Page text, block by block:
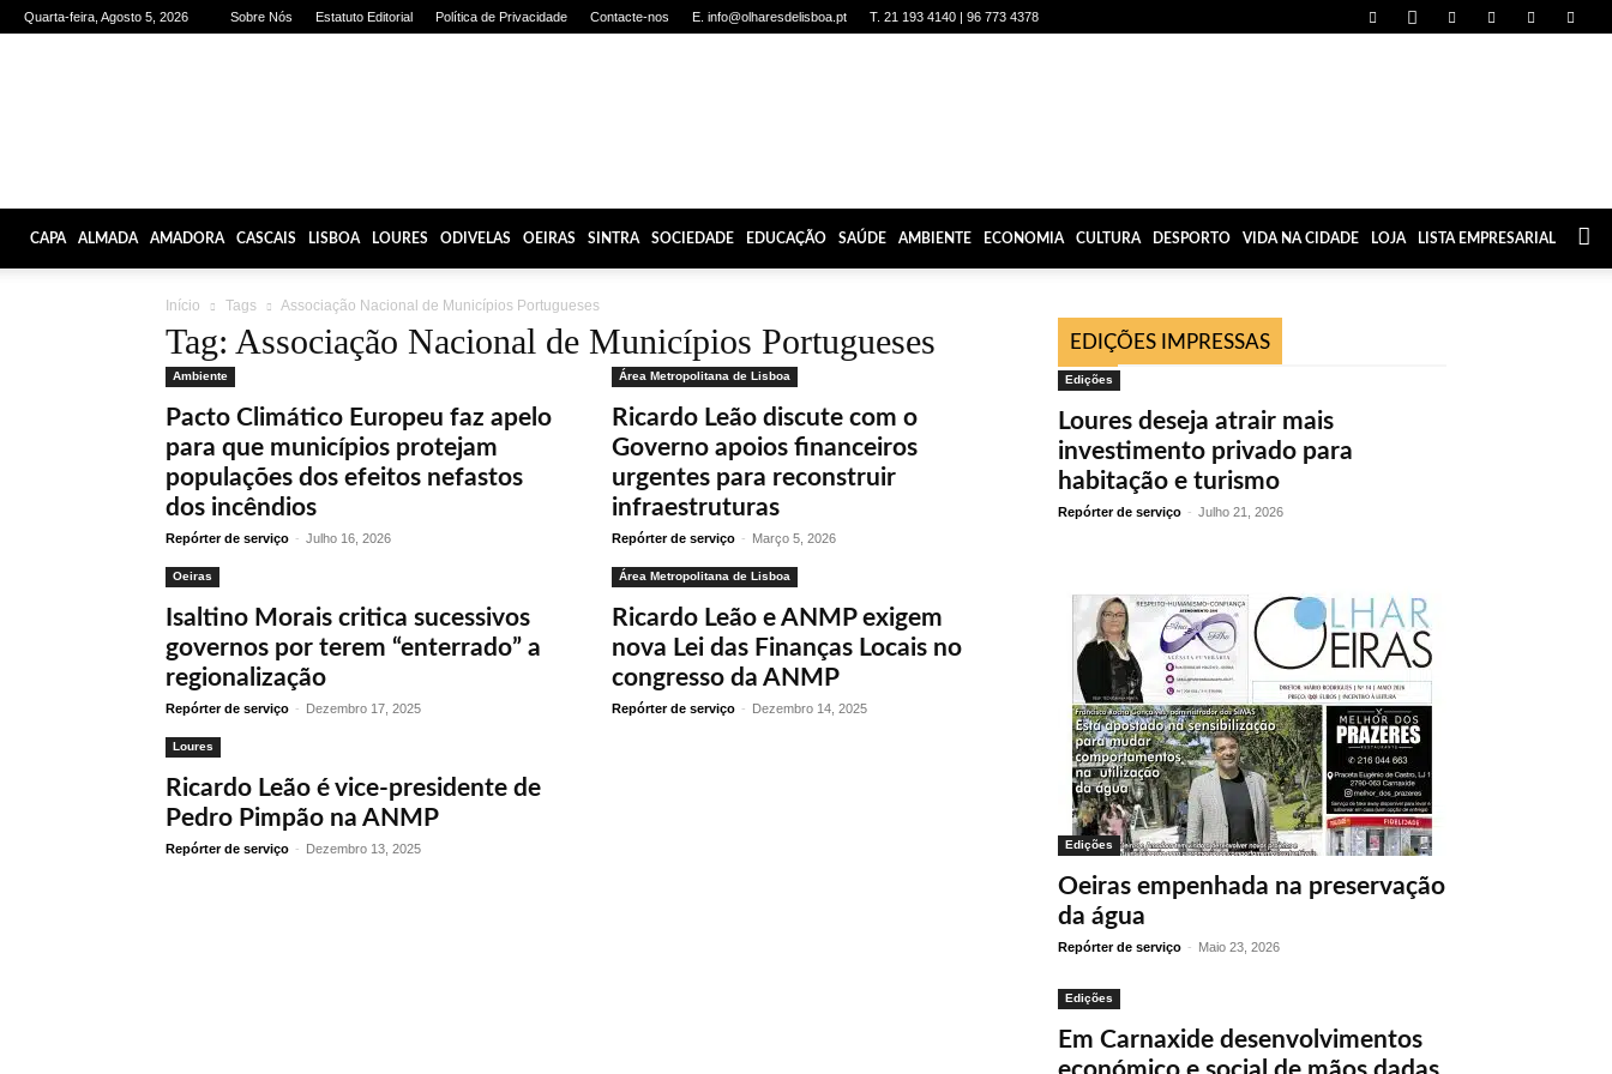
Quarta-feira, Agosto 5, 2026 Sobre Nós Estatuto Editorial Política de Privacidade Contacte-nos E. info@olharesdelisboa.pt T. 21 193 4140 | 96 773 4378
CAPA ALMADA AMADORA CASCAIS LISBOA LOURES ODIVELAS OEIRAS SINTRA SOCIEDADE EDUCAÇÃO SAÚDE AMBIENTE ECONOMIA CULTURA DESPORTO VIDA NA CIDADE LOJA LISTA EMPRESARIAL
Início Tags Associação Nacional de Municípios Portugueses
Tag: Associação Nacional de Municípios Portugueses
Ambiente
Pacto Climático Europeu faz apelo
para que municípios protejam
populações dos efeitos nefastos
dos incêndios
Repórter de serviço - Julho 16, 2026
Área Metropolitana de Lisboa
Ricardo Leão discute com o
Governo apoios financeiros
urgentes para reconstruir
infraestruturas
Repórter de serviço - Março 5, 2026
Oeiras
Isaltino Morais critica sucessivos
governos por terem “enterrado” a
regionalização
Repórter de serviço - Dezembro 17, 2025
Área Metropolitana de Lisboa
Ricardo Leão e ANMP exigem
nova Lei das Finanças Locais no
congresso da ANMP
Repórter de serviço - Dezembro 14, 2025
Loures
Ricardo Leão é vice-presidente de
Pedro Pimpão na ANMP
Repórter de serviço - Dezembro 13, 2025
EDIÇÕES IMPRESSAS
Edições
Loures deseja atrair mais
investimento privado para
habitação e turismo
Repórter de serviço - Julho 21, 2026
Edições
Oeiras empenhada na preservação
da água
Repórter de serviço - Maio 23, 2026
Edições
Em Carnaxide desenvolvimentos